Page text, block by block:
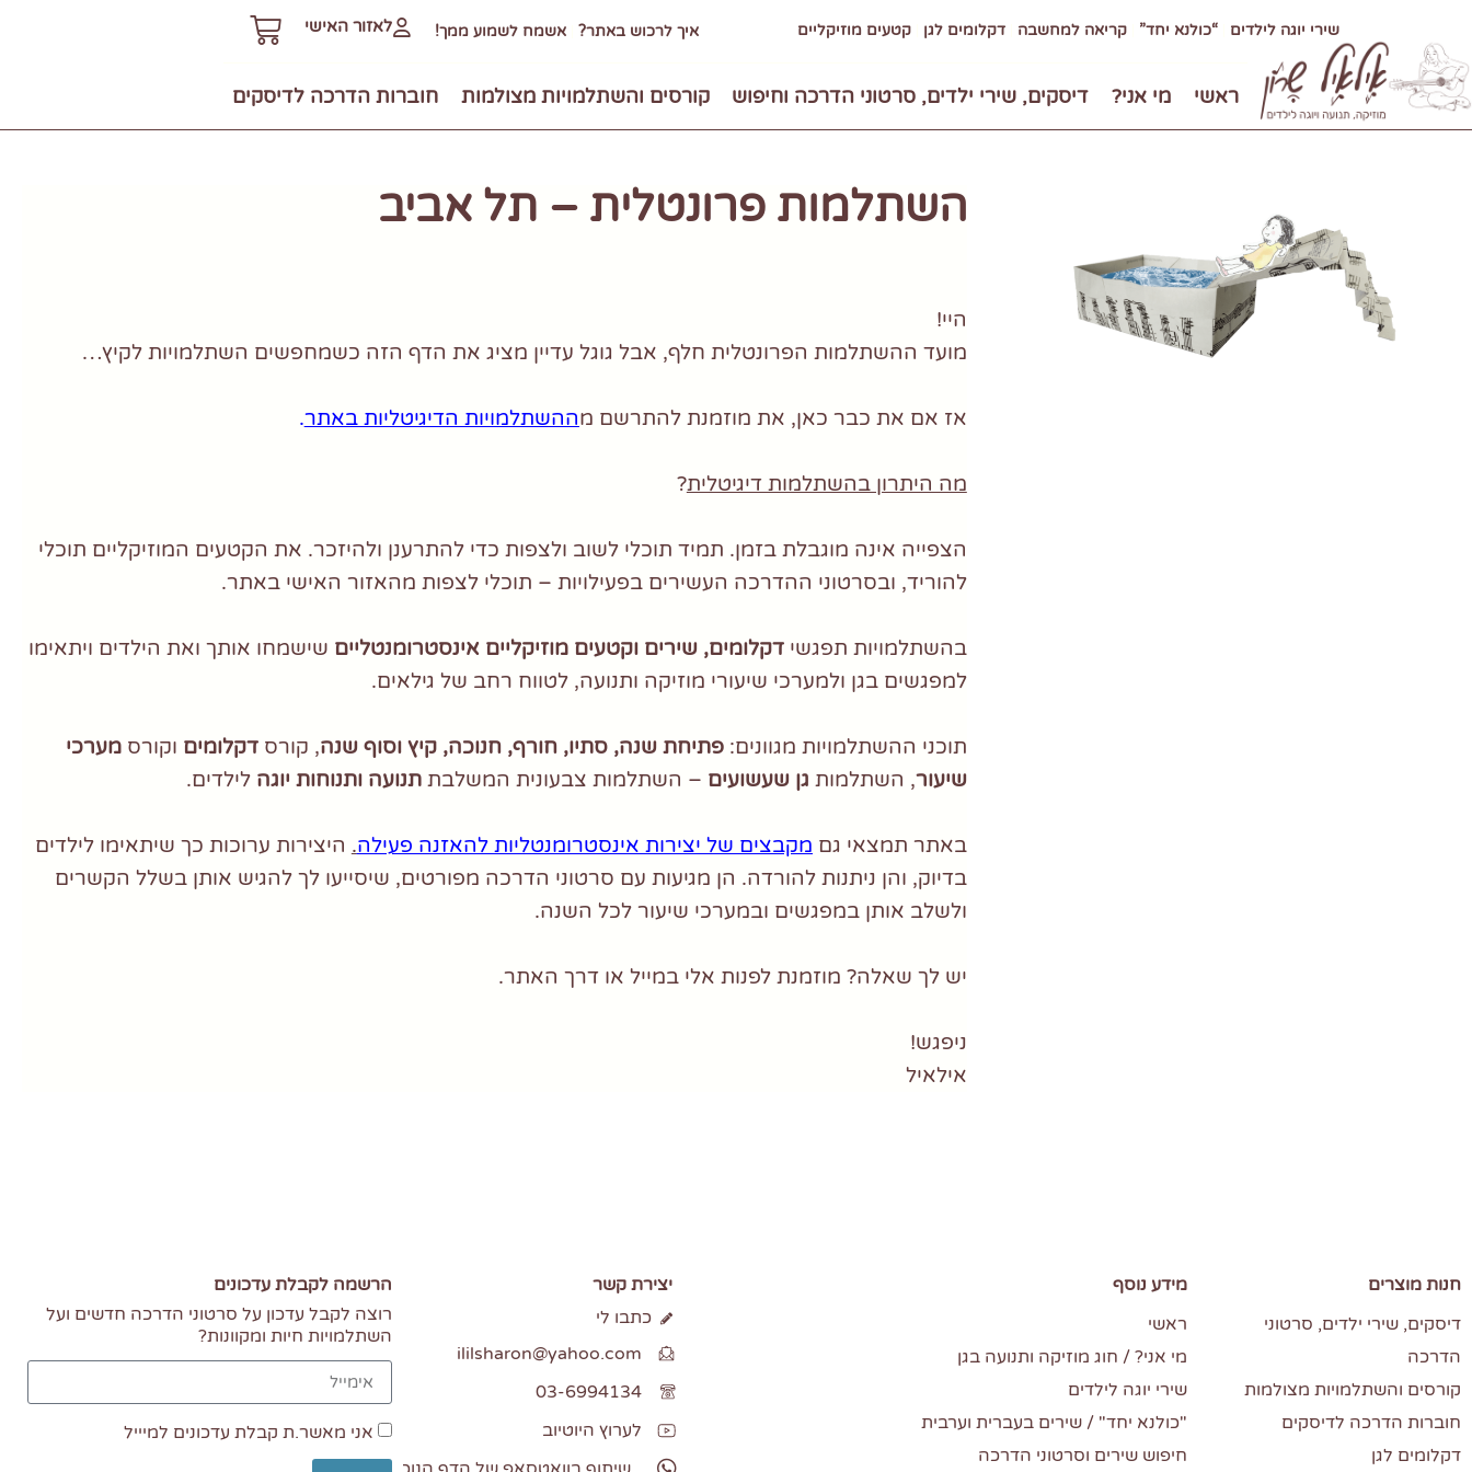
שירי יוגה לילדים “כולנא יחד” קריאה למחשבה דקלומים לגן קטעים מוזיקליים איך לרכוש באתר? אשמח לשמוע ממך! לאזור האישי
ראשי מי אני? דיסקים, שירי ילדים, סרטוני הדרכה וחיפוש קורסים והשתלמויות מצולמות חוברות הדרכה לדיסקים
השתלמות פרונטלית – תל אביב
היי!
מועד ההשתלמות הפרונטלית חלף, אבל גוגל עדיין מציג את הדף הזה כשמחפשים השתלמויות לקיץ…
אז אם את כבר כאן, את מוזמנת להתרשם מההשתלמויות הדיגיטליות באתר.
מה היתרון בהשתלמות דיגיטלית?
הצפייה אינה מוגבלת בזמן. תמיד תוכלי לשוב ולצפות כדי להתרענן ולהיזכר. את הקטעים המוזיקליים תוכלי
להוריד, ובסרטוני ההדרכה העשירים בפעילויות – תוכלי לצפות מהאזור האישי באתר.
בהשתלמויות תפגשידקלומים, שירים וקטעים מוזיקליים אינסטרומנטליים שישמחו אותך ואת הילדים ויתאימו
למפגשים בגן ולמערכי שיעורי מוזיקה ותנועה, לטווח רחב של גילאים.
תוכני ההשתלמויות מגוונים:פתיחת שנה, סתיו, חורף, חנוכה, קיץ וסוף שנה, קורסדקלומים וקורסמערכי
שיעור, השתלמות גן שעשועים – השתלמות צבעונית המשלבתתנועה ותנוחות יוגה לילדים.
באתר תמצאי גם מקבצים של יצירות אינסטרומנטליות להאזנה פעילה. היצירות ערוכות כך שיתאימו לילדים
בדיוק, והן ניתנות להורדה. הן מגיעות עם סרטוני הדרכה מפורטים, שיסייעו לך להגיש אותן בשלל הקשרים
ולשלב אותן במפגשים ובמערכי שיעור לכל השנה.
יש לך שאלה? מוזמנת לפנות אלי במייל או דרך האתר.
ניפגש!
אילאיל
חנות מוצרים
דיסקים, שירי ילדים, סרטוני
הדרכה
קורסים והשתלמויות מצולמות
חוברות הדרכה לדיסקים
דקלומים לגן
מידע נוסף
ראשי
מי אני? / חוג מוזיקה ותנועה בגן
שירי יוגה לילדים
"כולנא יחד" / שירים בעברית וערבית
חיפוש שירים וסרטוני הדרכה
יצירת קשר
כתבו לי
ililsharon@yahoo.com
03-6994134
לערוץ היוטיוב
הרשמה לקבלת עדכונים
רוצה לקבל עדכון על סרטוני הדרכה חדשים ועל
השתלמויות חיות ומקוונות?
אני מאשר.ת קבלת עדכונים למיייל